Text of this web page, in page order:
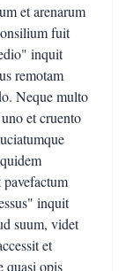
et arenarum
fuit
inquit
remotam
Neque multo
et cruento
inquit
suum, videt
et
quasi opis